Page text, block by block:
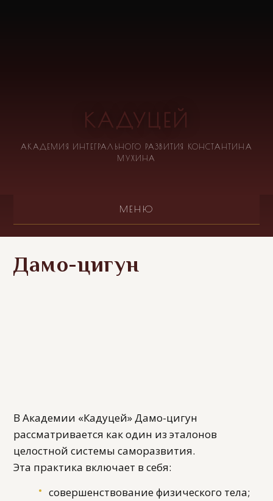
КАДУЦЕЙ
АКАДЕМИЯ ИНТЕГРАЛЬНОГО РАЗВИТИЯ КОНСТАНТИНА
МУХИНА
МЕНЮ
Дамо-цигун
В Академии «Кадуцей» Дамо-цигун
рассматривается как один из эталонов
целостной системы саморазвития.
Эта практика включает в себя:
совершенствование физического тела;